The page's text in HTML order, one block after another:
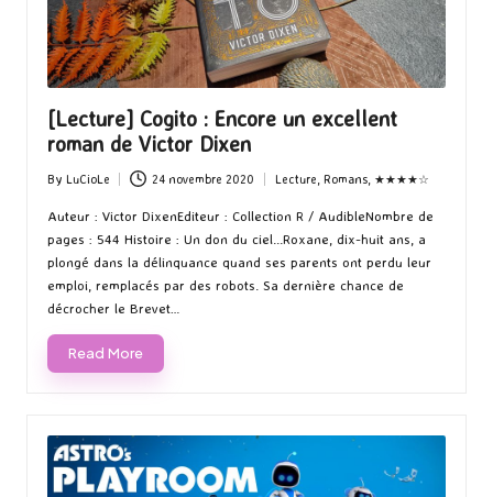
[Lecture] Cogito : Encore un excellent
roman de Victor Dixen
Posted
by
By LuCioLe 24 novembre 2020
Posted
in
Lecture, Romans, ★★★★☆
Auteur : Victor DixenEditeur : Collection R / AudibleNombre de
pages : 544 Histoire : Un don du ciel...Roxane, dix-huit ans, a
plongé dans la délinquance quand ses parents ont perdu leur
emploi, remplacés par des robots. Sa dernière chance de
décrocher le Brevet…
Read More